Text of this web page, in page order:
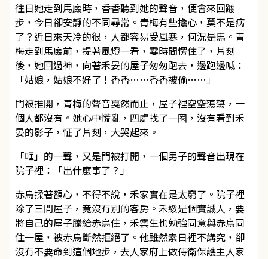
往日她走到馬廄時，香香聽到她的聲音，便會來回踱
步，今日卻安靜的不同尋常。青梅有些擔心，莫不是病
了？近日來天冷的很，人都容易受風寒，何況是馬。青
梅走到馬廄前，提著風燈一看，霎時間愣住了，片刻
後，她回過神，向著禾晏的屋子匆匆跑去，邊跑邊喊：
「姑娘，姑娘不好了！香香……香香被偷……」
門被推開，青梅的聲音戛然而止，屋子裡空空蕩蕩，一
個人都沒有。她心中慌亂，四處找了一圈，沒有看到禾
晏的影子，怔了片刻，大哭起來。
「哐」的一聲，又是門被打開，一個男子的聲音出現在
院子裡：「出什麼事了？」
赤烏揉著額心，不得不說，禾家實在是太窮了。院子裡
除了三間屋子，竟沒有別的客房。禾綏是個實誠人，要
將自己的屋子騰給赤烏住，禾雲生也勉強同意與赤烏同
住一屋，被赤烏斷然拒絕了。他雖然素日裡不講究，卻
沒有不要命到這個地步，去人家府上做侍衛保護主人家